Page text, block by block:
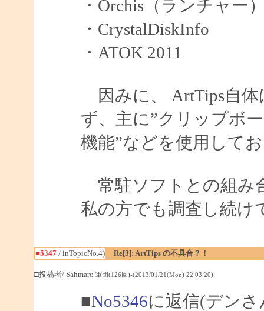
・Orchis（ランチャー
・CrystalDiskInfo
・ATOK 2011
因みに、 ArtTips自体
ず、主に”クリップボ
機能”などを使用して
常駐ソフトとの組み
私の方でも調査し続け
■5347/ inTopicNo.4) Re[3]: ArtTips の不具合？！
□投稿者/ Sahmaro 軍団(126回)-(2013/01/21(Mon) 22:03:20)
■No5346に返信(デンさ